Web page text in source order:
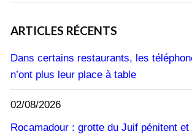
ARTICLES RÉCENTS
Dans certains restaurants, les
n’ont plus leur place à table
02/08/2026
Rocamadour : grotte du Juif pénitent